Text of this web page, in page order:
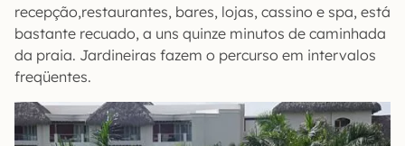
recepção,restaurantes, bares, lojas, cassino e spa, está
bastante recuado, a uns quinze minutos de caminhada
da praia. Jardineiras fazem o percurso em intervalos
freqüentes.